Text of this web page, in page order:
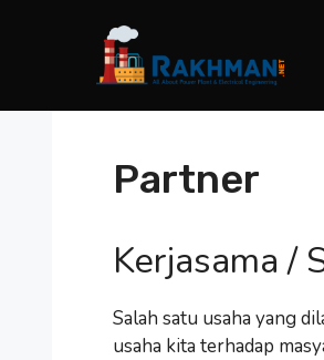
Partner
Kerjasama /
Salah satu usaha yang
usaha kita terhadap